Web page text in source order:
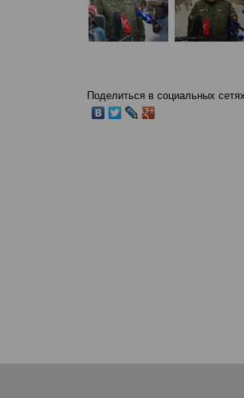
Поделиться в социальных